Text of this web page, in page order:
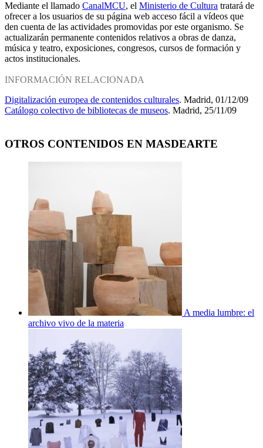
Mediante el llamado CanalMCU, el Ministerio de Cultura tratará de
ofrecer a los usuarios de su página web acceso fácil a vídeos que
den cuenta de las actividades promovidas por este organismo. Se
actualizarán permanente contenidos relativos a obras de danza,
música y teatro, exposiciones, congresos, cursos de formación y
actos institucionales.
INFORMACIÓN RELACIONADA
Digitalización europea de contenidos culturales. Madrid, 01/12/09
Catálogo colectivo de bibliotecas de museos. Madrid, 25/11/09
OTROS CONTENIDOS EN MASDEARTE
A media lumbre: el
archivo vivo de la materia